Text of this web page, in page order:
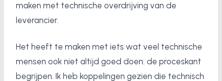
maken met technische overdrijving van de
leverancier.
Het heeft te maken met iets wat veel technische
mensen ook niet altijd goed doen: de proceskant
begrijpen. Ik heb koppelingen gezien die technisch